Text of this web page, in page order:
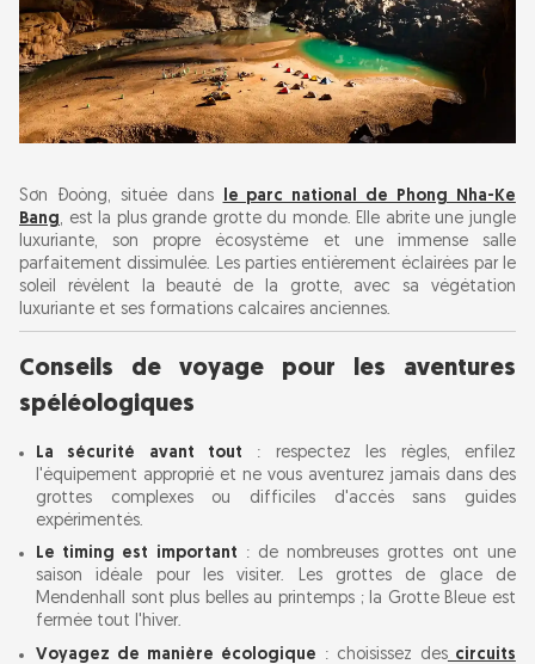
Sơn Đoòng, située dans le parc national de Phong Nha-Ke
Bang, est la plus grande grotte du monde. Elle abrite une jungle
luxuriante, son propre écosystème et une immense salle
parfaitement dissimulée. Les parties entièrement éclairées par le
soleil révèlent la beauté de la grotte, avec sa végétation
luxuriante et ses formations calcaires anciennes.
Conseils de voyage pour les aventures
spéléologiques
La sécurité avant tout : respectez les règles, enfilez
l'équipement approprié et ne vous aventurez jamais dans des
grottes complexes ou difficiles d'accès sans guides
expérimentés.
Le timing est important : de nombreuses grottes ont une
saison idéale pour les visiter. Les grottes de glace de
Mendenhall sont plus belles au printemps ; la Grotte Bleue est
fermée tout l'hiver.
Voyagez de manière écologique : choisissez descircuits